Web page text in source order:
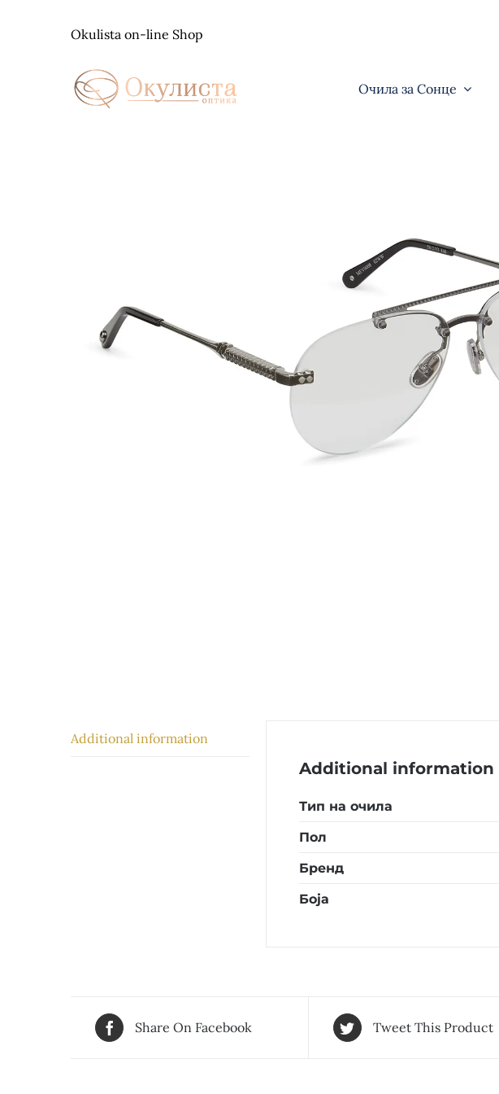
Okulista on-line Shop
Очила за Сонце
Additional information
Additional information
Тип на очила
Пол
Бренд
Боја
Share On Facebook Tweet This Product